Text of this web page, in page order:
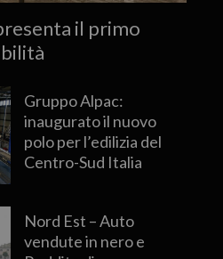
il primo
Gruppo Alpac:
inaugurato il nuovo
polo per l’edilizia del
Centro-Sud Italia
Nord Est – Auto
vendute in nero e